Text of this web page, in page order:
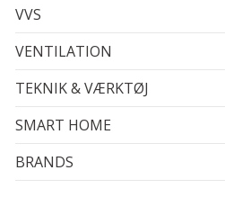
VVS
VENTILATION
TEKNIK & VÆRKTØJ
SMART HOME
BRANDS